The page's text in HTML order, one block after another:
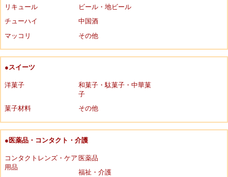
リキュール
ビール・地ビール
チューハイ
中国酒
マッコリ
その他
●スイーツ
洋菓子
和菓子・駄菓子・中華菓
子
菓子材料
その他
●医薬品・コンタクト・介護
コンタクトレンズ・ケア
用品
医薬品
福祉・介護